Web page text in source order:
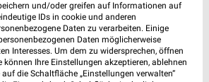
LADEN UND SPAREN!
und/oder greifen auf Informationen auf
IDs in cookie und anderen
Daten zu verarbeiten. Einige
Daten möglicherweise
Interesses. Um dem zu widersprechen, öffnen
können Ihre Einstellungen akzeptieren, ablehnen
die Schaltfläche „Einstellungen verwalten“